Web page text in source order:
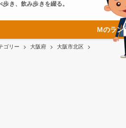
き、飲み歩きを綴る。
Ｍのラン
ゴリー 大阪府 大阪市北区